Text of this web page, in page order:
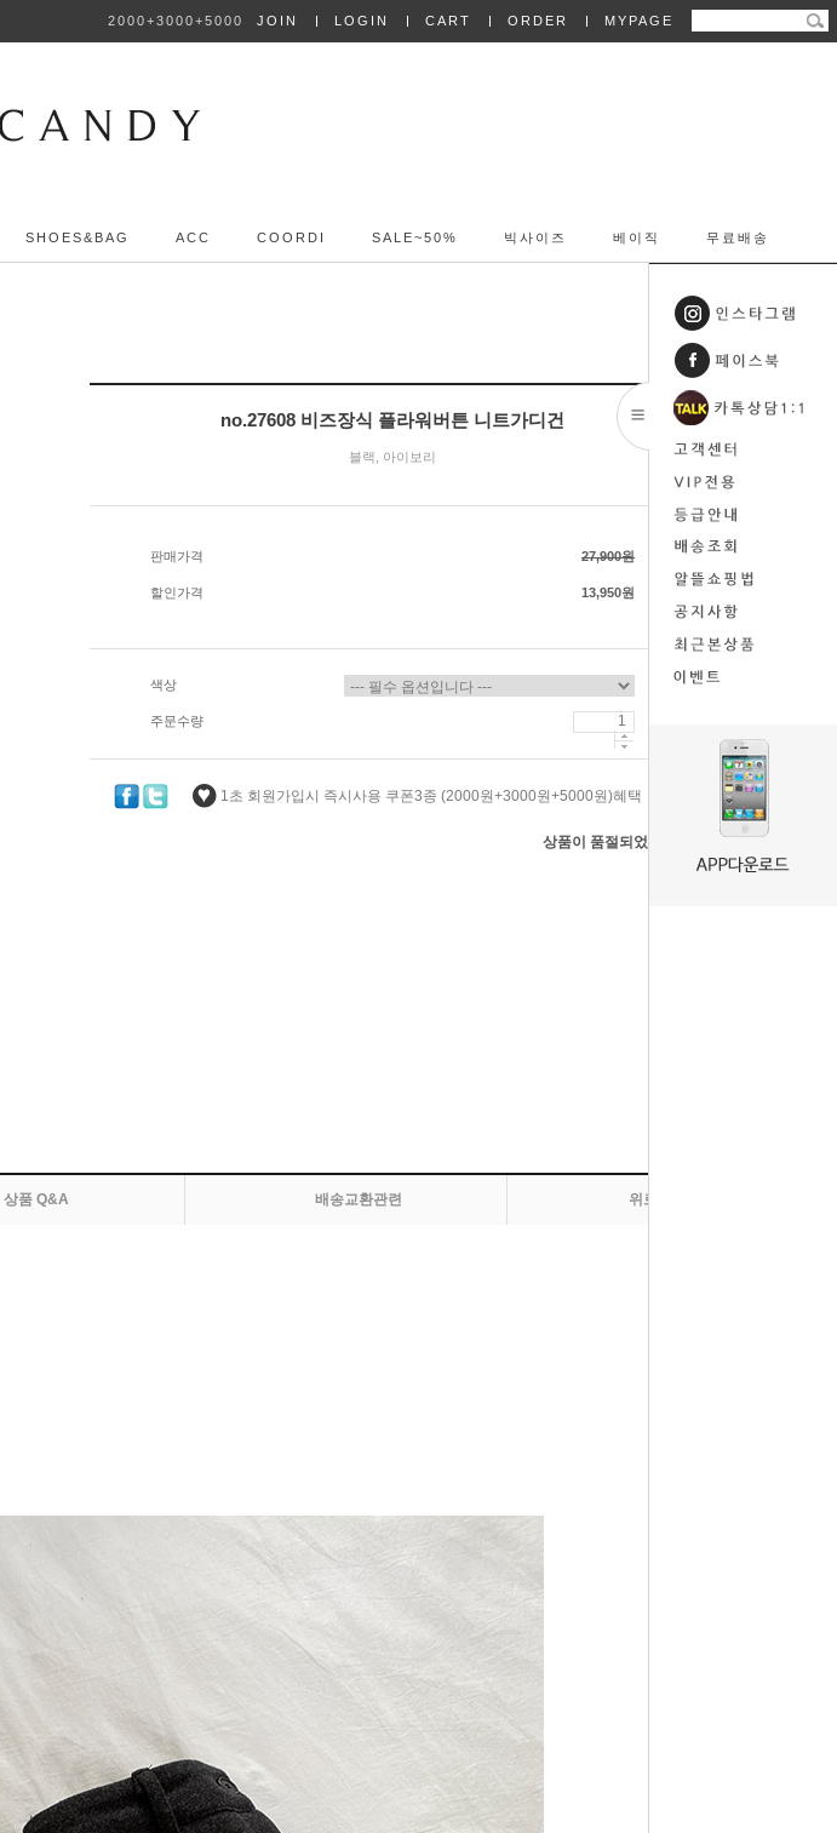
2000+3000+5000 JOIN LOGIN CART ORDER MYPAGE
SHOES&BAG ACC COORDI SALE~50% 빅사이즈 베이직 무료배송
no.27608 비즈장식 플라워버튼 니트가디건
블랙, 아이보리
판매가격 27,900원
할인가격 13,950원
색상
주문수량
1초 회원가입시 즉시사용 쿠폰3종 (2000원+3000원+5000원)혜택
상품이 품절되었습니다.
상품 Q&A 배송교환관련 위로 올라가기